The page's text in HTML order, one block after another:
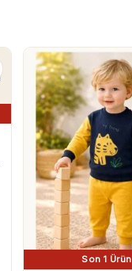
Son 1 Ürün